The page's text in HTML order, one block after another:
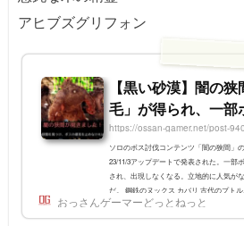
アヒブズグリフォン
【黒い砂漠】闇の
毛」が得られ、一部
https://ossan-gamer.net/post-
ソロのボス討伐コンテンツ「闇の狭間」
23/11/3アップデートで発表された。一部
され、出現しなくなる。立地的に人気が
だ。 鋼鉄のヌックス カバリ 古代のプト
長 ローニン報酬が強化されるボス次のボ
ド レッドノーズ 臆病なベグ マスカン 愚
おっさんゲーマーどっとねっと